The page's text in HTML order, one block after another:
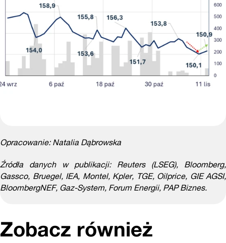
Opracowanie: Natalia Dąbrowska
Źródła danych w publikacji: Reuters (LSEG), Bloomberg,
Gassco, Bruegel, IEA, Montel, Kpler, TGE, Oilprice, GIE AGSI,
BloombergNEF, Gaz-System, Forum Energii, PAP Biznes.
Zobacz również